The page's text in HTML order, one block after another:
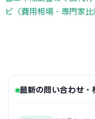
ビ（費用相場・専門家比
最新の問い合わせ・